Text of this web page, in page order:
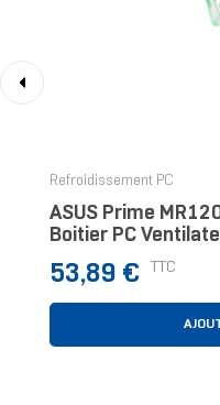
Refroidissement PC
ASUS Prime
Boitier PC
Prix
53,89 € TTC